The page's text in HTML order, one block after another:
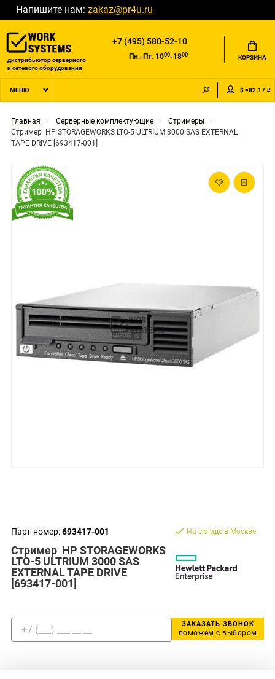
Напишите нам: zakaz@pr4u.ru
дистрибьютор серверного
и сетевого оборудования
+7 (495) 580-52-10
Пн.-Пт. 1000-1800 КОРЗИНА
МЕНЮ $ =82.17 ₽
Главная Серверные комплектующие
Стримеры
Стример HP STORAGEWORKS LTO-5 ULTRIUM 3000 SAS EXTERNAL
TAPE DRIVE [693417-001]
Парт-номер:693417-001
Стример HP STORAGEWORKS
LTO-5 ULTRIUM 3000 SAS
EXTERNAL TAPE DRIVE
[693417-001]
На складе в Москве
ЗАКАЗАТЬ ЗВОНОК
поможем с выбором